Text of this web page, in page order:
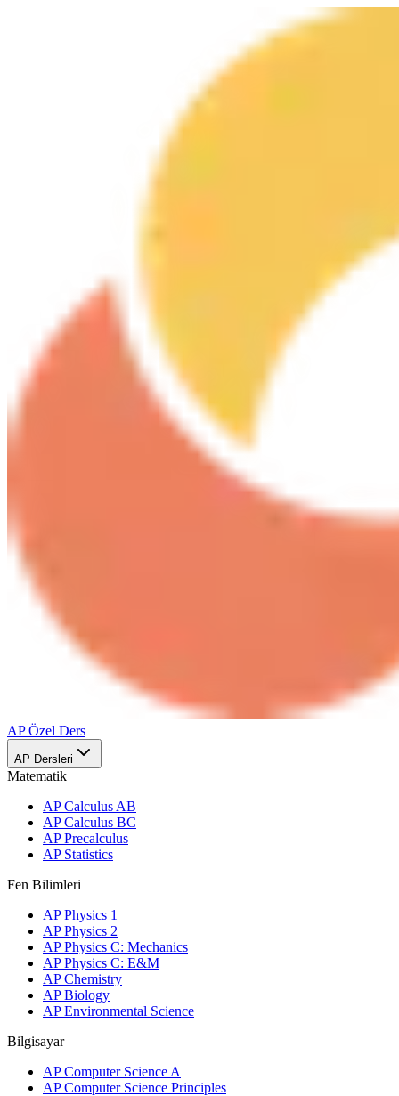
AP Özel Ders
AP Dersleri
Matematik
AP Calculus AB
AP Calculus BC
AP Precalculus
AP Statistics
Fen Bilimleri
AP Physics 1
AP Physics 2
AP Physics C: Mechanics
AP Physics C: E&M
AP Chemistry
AP Biology
AP Environmental Science
Bilgisayar
AP Computer Science A
AP Computer Science Principles